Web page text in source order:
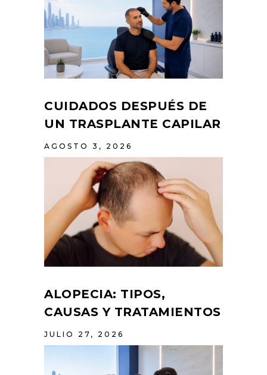
CUIDADOS DESPUÉS DE
UN TRASPLANTE CAPILAR
AGOSTO 3, 2026
ALOPECIA: TIPOS,
CAUSAS Y TRATAMIENTOS
JULIO 27, 2026